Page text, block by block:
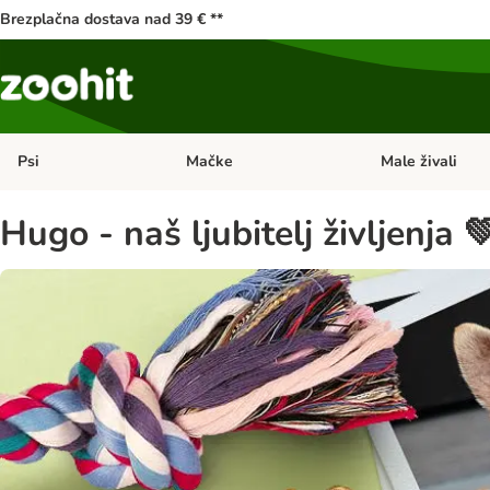
Brezplačna dostava nad 39 € **
Psi Odprite meni kategorij: Psi
Mačke Odprite meni
Male živali
Hugo - naš ljubitelj življenja